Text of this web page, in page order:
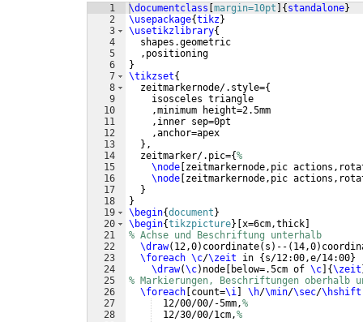
1
2
3
4
5
6
7
8
9
10
11
12
13
14
15
16
17
18
19
20
21
22
23
24
25
26
27
28
\documentclass margin=10pt { standalone}
\usepackage{tikz}
\usetikzlibrary{
  shapes.geometric
  ,positioning
}
\tikzset{
  zeitmarkernode/.style=
{
    isosceles triangle
    ,minimum height=2.5mm
    ,inner sep=0pt
    ,anchor=apex
} ,
  zeitmarker/.pic=
{%
\node zeitmarkernode,pic
\node zeitmarkernode,pic
}
}
\begin{document }
\begin{tikzpicture} x=6cm,thick
% Achse und Beschriftung unterhalb
\draw( 12,0) coordinate( s ) -- ( 14,0)
\foreach \c/\zeit in { s/12:00,e/14:00}
\draw(\c) node below=.5cm of \c {\zeit
% Markierungen, Beschriftungen oberhalb
\foreach count=\i \h/\min/\sec/\hshift
  12/00/00/-5mm,
%
  12/30/00/1cm,
%